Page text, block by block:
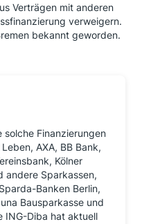
Verträgen mit anderen
verweigern.
bekannt geworden.
Finanzierungen
AXA, BB Bank,
Kölner
andere Sparkassen,
Banken Berlin,
Bausparkasse und
ING-Diba hat aktuell